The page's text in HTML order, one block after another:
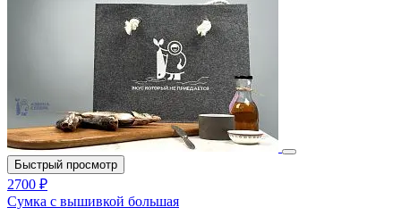
Быстрый просмотр
2700 ₽
Сумка с вышивкой большая